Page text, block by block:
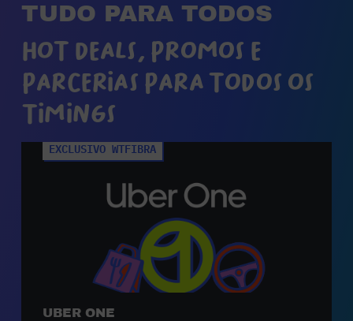
TUDO PARA TODOS
HOT DEALS, PROMOS E
PARCERIAS PARA TODOS OS
TIMINGS
EXCLUSIVO WTFIBRA
UBER ONE